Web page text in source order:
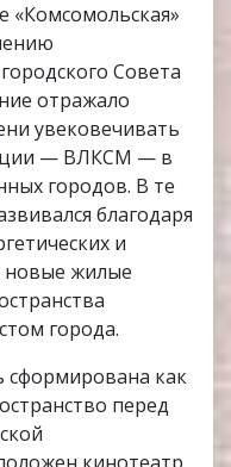
«Комсомольская»
Совета
отражало
увековечивать
— ВЛКСМ — в
городов. В те
благодаря
и
жилые
города.
сформирована как
перед